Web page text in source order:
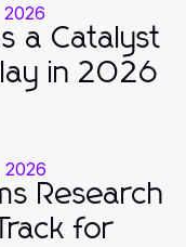
a Catalyst
in 2026
2026
Research
for